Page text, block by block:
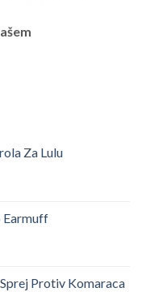
Za Lulu
Earmuff
Protiv Komaraca